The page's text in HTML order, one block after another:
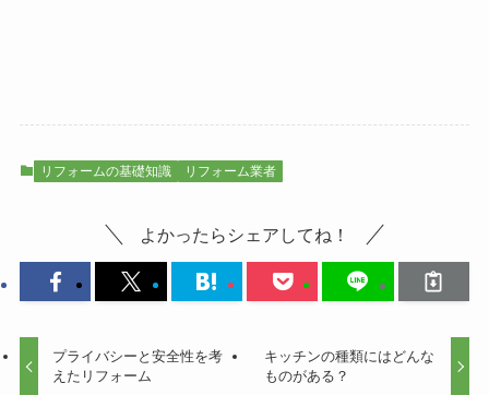
リフォームの基礎知識 リフォーム業者
よかったらシェアしてね！
プライバシーと安全性を考
えたリフォーム
キッチンの種類にはどんな
ものがある？